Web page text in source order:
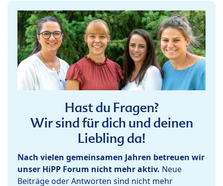
Hast du Fragen?
Wir sind für dich und deinen
Liebling da!
Nach vielen gemeinsamen Jahren betreuen wir
unser HiPP Forum nicht mehr aktiv. Neue
Beiträge oder Antworten sind nicht mehr